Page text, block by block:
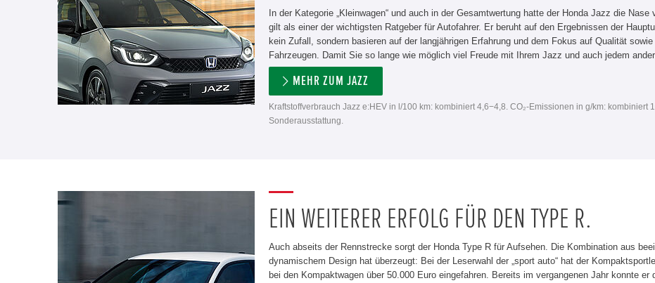
In der Kategorie „Kleinwagen“ und auch in der Gesamtwertung hatte der Honda Jazz die
gilt als einer der wichtigsten Ratgeber für Autofahrer. Er beruht auf den Ergebnissen der
kein Zufall, sondern basieren auf der langjährigen Erfahrung und dem Fokus auf Qualität
Fahrzeugen. Damit Sie so lange wie möglich viel Freude mit Ihrem Jazz und auch jedem
MEHR ZUM JAZZ
Kraftstoffverbrauch Jazz e:HEV in l/100 km: kombiniert 4,6−4,8. CO₂-Emissionen in g/km: kombiniert
Sonderausstattung.
EIN WEITERER ERFOLG FÜR DEN TYPE R.
Auch abseits der Rennstrecke sorgt der Honda Type R für Aufsehen. Die Kombination aus
dynamischem Design hat überzeugt: Bei der Leserwahl der „sport auto“ hat der
bei den Kompaktwagen über 50.000 Euro eingefahren. Bereits im vergangenen Jahr konnte